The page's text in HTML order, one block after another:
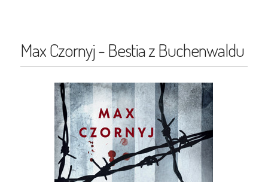
Max Czornyj - Bestia z Buchenwaldu